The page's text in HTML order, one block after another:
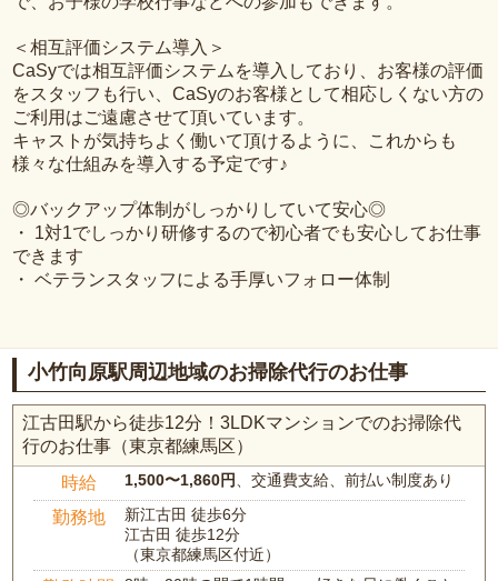
＜相互評価システム導入＞
CaSyでは相互評価システムを導入しており、お客様の評価
をスタッフも行い、CaSyのお客様として相応しくない方の
ご利用はご遠慮させて頂いています。
キャストが気持ちよく働いて頂けるように、これからも
様々な仕組みを導入する予定です♪
◎バックアップ体制がしっかりしていて安心◎
・ 1対1でしっかり研修するので初心者でも安心してお仕事
できます
・ ベテランスタッフによる手厚いフォロー体制
小竹向原駅周辺地域のお掃除代行のお仕事
江古田駅から徒歩12分！3LDKマンションでのお掃除代
行のお仕事（東京都練馬区）
時給 1,500〜1,860円、交通費支給、前払い制度あり
勤務地
新江古田 徒歩6分
江古田 徒歩12分
（東京都練馬区付近）